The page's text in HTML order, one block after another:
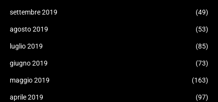
settembre 2019 (49)
agosto 2019 (53)
luglio 2019 (85)
giugno 2019 (73)
maggio 2019 (163)
aprile 2019 (97)